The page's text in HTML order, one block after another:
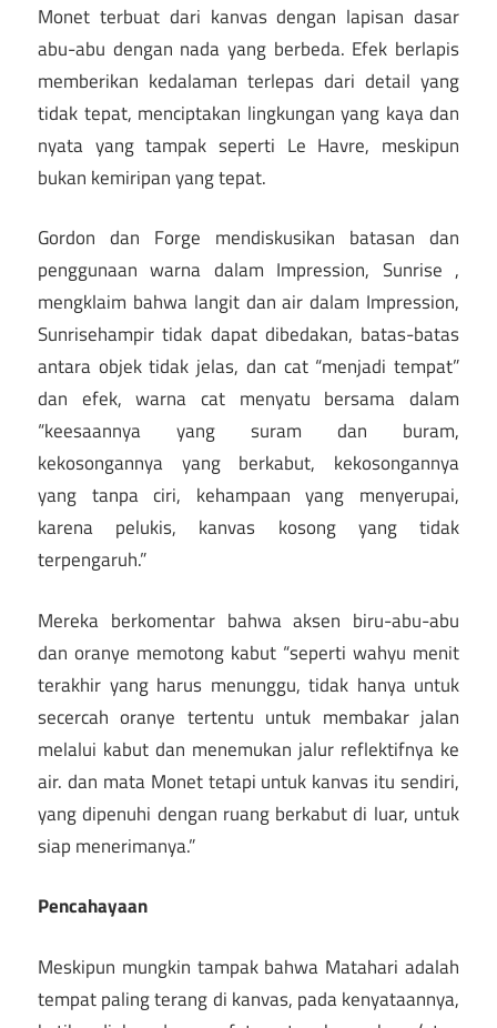
Monet terbuat dari kanvas dengan lapisan dasar
abu-abu dengan nada yang berbeda. Efek berlapis
memberikan kedalaman terlepas dari detail yang
tidak tepat, menciptakan lingkungan yang kaya dan
nyata yang tampak seperti Le Havre, meskipun
bukan kemiripan yang tepat.
Gordon dan Forge mendiskusikan batasan dan
penggunaan warna dalam Impression, Sunrise ,
mengklaim bahwa langit dan air dalam Impression,
Sunrisehampir tidak dapat dibedakan, batas-batas
antara objek tidak jelas, dan cat “menjadi tempat”
dan efek, warna cat menyatu bersama dalam
“keesaannya yang suram dan buram,
kekosongannya yang berkabut, kekosongannya
yang tanpa ciri, kehampaan yang menyerupai,
karena pelukis, kanvas kosong yang tidak
terpengaruh.”
Mereka berkomentar bahwa aksen biru-abu-abu
dan oranye memotong kabut “seperti wahyu menit
terakhir yang harus menunggu, tidak hanya untuk
secercah oranye tertentu untuk membakar jalan
melalui kabut dan menemukan jalur reflektifnya ke
air. dan mata Monet tetapi untuk kanvas itu sendiri,
yang dipenuhi dengan ruang berkabut di luar, untuk
siap menerimanya.”
Pencahayaan
Meskipun mungkin tampak bahwa Matahari adalah
tempat paling terang di kanvas, pada kenyataannya,